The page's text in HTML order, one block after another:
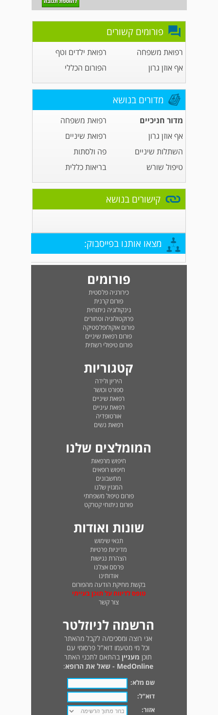
פורומים קשורים
רפואת משפחה
רפואת ילדים וטף
אף אוזן גרון
הפורום הכללי
מדורים בנושא
מדור חניכיים
רפואת משפחה
אף אוזן גרון
רפואת שיניים
השתלות שיניים
פה ולסתות
טיפול שורש
בריאות כללית
קישורים בנושא
מצאו אותנו בפייסבוק:
פורומים
כירורגיה פלסטית
פורום קרנית
גינקולוגיה ניתוחית
פרוקטולוגיה וטחורים
פורום אוקולופלסטיקה
פורום רפואת שיניים
פורום טיפולי רשתית
קטגוריות
היריון ולידה
ספורט וכושר
רפואת שיניים
רפואת עיניים
אורטופדיה
רפואת נשים
המומלצים שלנו
חיפוש מרפאות
חיפוש רופאים
מחשבונים
המגזין שלנו
פורום טיפול משפחתי
פורום ניתוחי קטרקט
שונות ואודות
תנאי שימוש
מדיניות פרטיות
הצהרת נגישות
פרסם אצלנו
אודותינו
בקשת מחיקת הודעה מהפורום
טופס לדיווח על תוכן בעייתי
צור קשר
הרשמה לניוזלטר
אני רוצה ומסכים/ה לקבל מהאתר
וכל מי מטעמו דוא"ל פרסומי עם
תוכן מעניין בהתאם לתכני האתר
MedOnline - שאל את הרופא
:
שם מלא:
דוא"ל:
אזור: